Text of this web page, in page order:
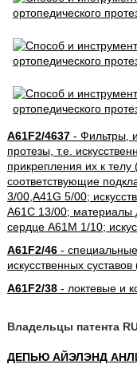
A61F2/4637- Фильтры,
протезы, т.е.
прикрепления их к телу
соответствующие
3/00,A41G 5/00;
A61C 13/00; материалы
сердце A61M 1/10;
A61F2/46-
искусственных
A61F2/38- локтевые и
Владельцы патента
ДЕПЬЮ АЙЭЛЭНД